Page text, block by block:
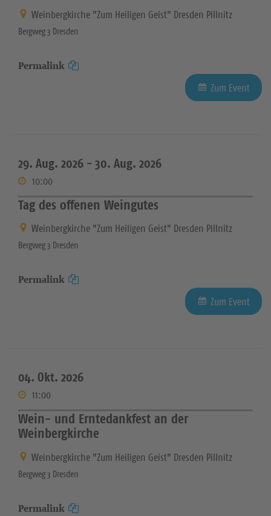
Weinbergkirche "Zum Heiligen Geist" Dresden Pillnitz
Bergweg 3 Dresden
Permalink
Zum Event
29. Aug. 2026 - 30. Aug. 2026
10:00
Tag des offenen Weingutes
Weinbergkirche "Zum Heiligen Geist" Dresden Pillnitz
Bergweg 3 Dresden
Permalink
Zum Event
04. Okt. 2026
11:00
Wein- und Erntedankfest an der
Weinbergkirche
Weinbergkirche "Zum Heiligen Geist" Dresden Pillnitz
Bergweg 3 Dresden
Permalink